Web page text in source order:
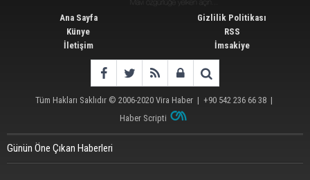
Ana Sayfa
Künye
İletişim
Gizlilik Politikası
RSS
İmsakiye
Tüm Hakları Saklıdır © 2006-2020 Vira Haber | +90 542 236 66 38 |
Haber Scripti
Günün Öne Çıkan Haberleri